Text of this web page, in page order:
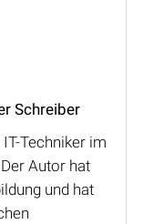
Schreiber
Techniker im
Autor hat
und hat